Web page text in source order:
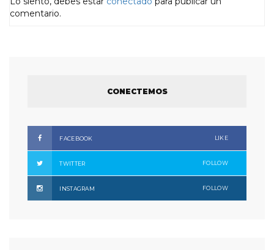
comentario.
CONECTEMOS
FACEBOOK LIKE
TWITTER FOLLOW
INSTAGRAM FOLLOW